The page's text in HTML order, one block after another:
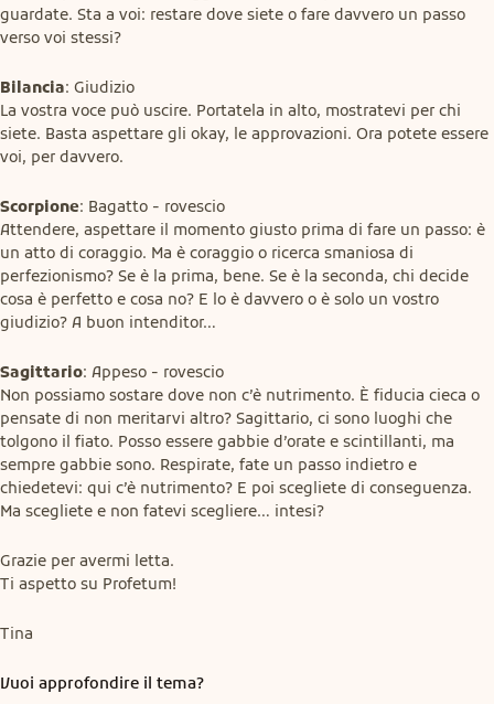
guardate. Sta a voi: restare dove siete o fare davvero un passo
verso voi stessi?
Bilancia: Giudizio
La vostra voce può uscire. Portatela in alto, mostratevi per chi
siete. Basta aspettare gli okay, le approvazioni. Ora potete essere
voi, per davvero.
Scorpione: Bagatto - rovescio
Attendere, aspettare il momento giusto prima di fare un passo: è
un atto di coraggio. Ma è coraggio o ricerca smaniosa di
perfezionismo? Se è la prima, bene. Se è la seconda, chi decide
cosa è perfetto e cosa no? E lo è davvero o è solo un vostro
giudizio? A buon intenditor…
Sagittario: Appeso - rovescio
Non possiamo sostare dove non c’è nutrimento. È fiducia cieca o
pensate di non meritarvi altro? Sagittario, ci sono luoghi che
tolgono il fiato. Posso essere gabbie d’orate e scintillanti, ma
sempre gabbie sono. Respirate, fate un passo indietro e
chiedetevi: qui c’è nutrimento? E poi scegliete di conseguenza.
Ma scegliete e non fatevi scegliere… intesi?
Grazie per avermi letta.
Ti aspetto su Profetum!
Tina
Vuoi approfondire il tema?